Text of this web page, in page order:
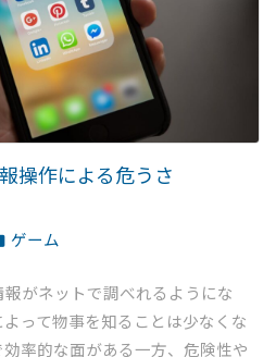
操作による危うさ
ゲーム
がネットで調べれるようにな
って物事を知ることは少なくな
率的な面がある一方、危険性や